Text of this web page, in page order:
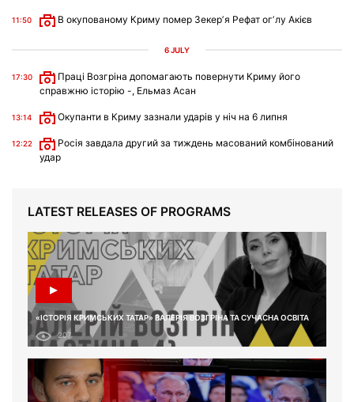
11:50 В окупованому Криму помер Зекерʼя Рефат огʼлу Акієв
6 JULY
17:30
Праці Возгріна допомагають повернути Криму його
справжню історію -, Ельмаз Асан
13:14 Окупанти в Криму зазнали ударів у ніч на 6 липня
12:22
Росія завдала другий за тиждень масований комбінований
удар
LATEST RELEASES OF PROGRAMS
«ІСТОРІЯ КРИМСЬКИХ ТАТАР» ВАЛЕРІЯ ВОЗГРІНА ТА СУЧАСНА ОСВІТА
207